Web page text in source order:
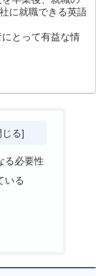
に就職できる英語
とって有益な情
る必要性
いる